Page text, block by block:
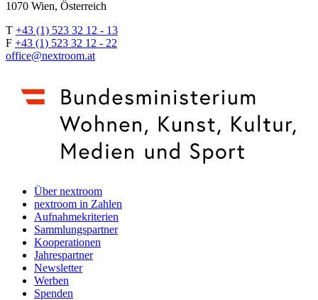
1070 Wien, Österreich
T +43 (1) 523 32 12 - 13
F +43 (1) 523 32 12 - 22
office@nextroom.at
Über nextroom
nextroom in Zahlen
Aufnahmekriterien
Sammlungspartner
Kooperationen
Jahrespartner
Newsletter
Werben
Spenden